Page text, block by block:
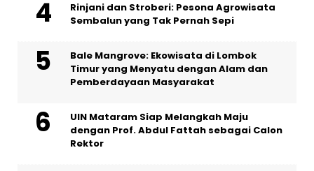
Rinjani dan Stroberi: Pesona Agrowisata
Sembalun yang Tak Pernah Sepi
Bale Mangrove: Ekowisata di Lombok
Timur yang Menyatu dengan Alam dan
Pemberdayaan Masyarakat
UIN Mataram Siap Melangkah Maju
dengan Prof. Abdul Fattah sebagai Calon
Rektor